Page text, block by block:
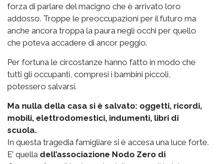
forza di parlare del macigno che è arrivato loro
addosso. Troppe le preoccupazioni per il futuro ma
anche ancora troppa la paura negli occhi per quello
che poteva accadere di ancor peggio.
Per fortuna le circostanze hanno fatto in modo che
tutti gli occupanti, compresi i bambini piccoli,
potessero salvarsi.
Ma nulla della casa si è salvato: oggetti, ricordi,
mobili, elettrodomestici, indumenti, libri di
scuola.
In questa tragedia famigliare si è accesa una luce forte.
E’ quella dell’associazione Nodo Zero di